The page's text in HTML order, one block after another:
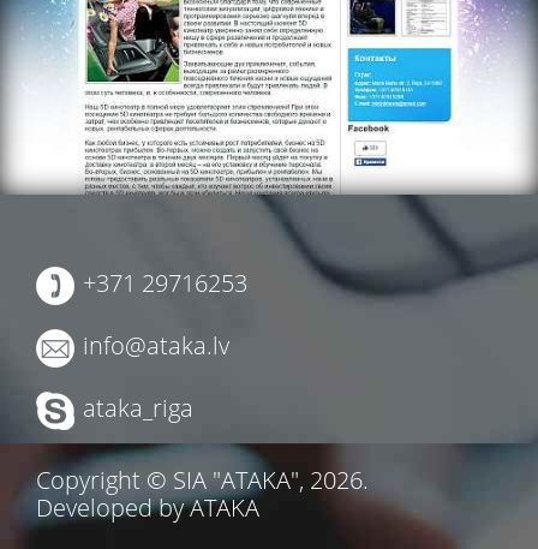
+371 29716253
info@ataka.lv
ataka_riga
Copyright © SIA "ATAKA", 2026.
Developed by ATAKA